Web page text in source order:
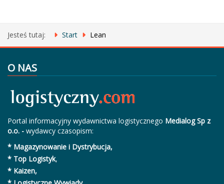
Jesteś tutaj: Start Lean
O NAS
Portal informacyjny wydawnictwa logistycznego Medialog Sp z
o.o. - wydawcy czasopism:
* Magazynowanie i Dystrybucja,
* Top Logistyk,
* Kaizen,